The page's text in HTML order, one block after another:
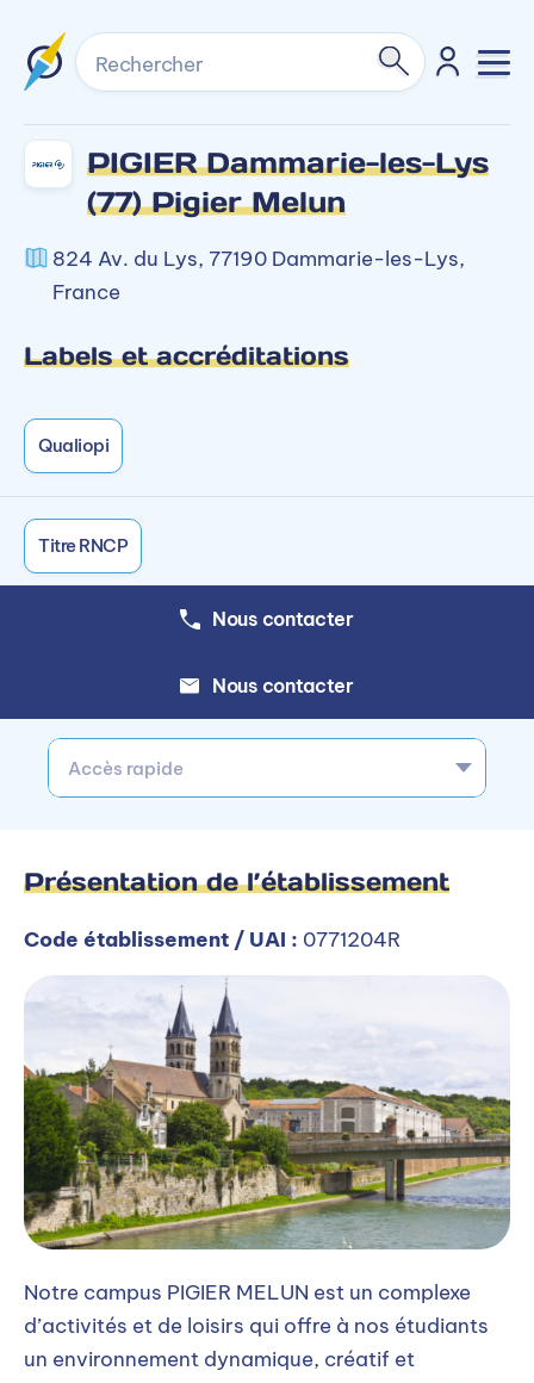
Rechercher
PIGIER Dammarie-les-Lys
(77) Pigier Melun
824 Av. du Lys, 77190 Dammarie-les-Lys,
France
Labels et accréditations
Qualiopi
Titre RNCP
Nous contacter
Nous contacter
Accès rapide
Présentation de l’établissement
Code établissement / UAI : 0771204R
Notre campus PIGIER MELUN est un complexe
d’activités et de loisirs qui offre à nos étudiants
un environnement dynamique, créatif et